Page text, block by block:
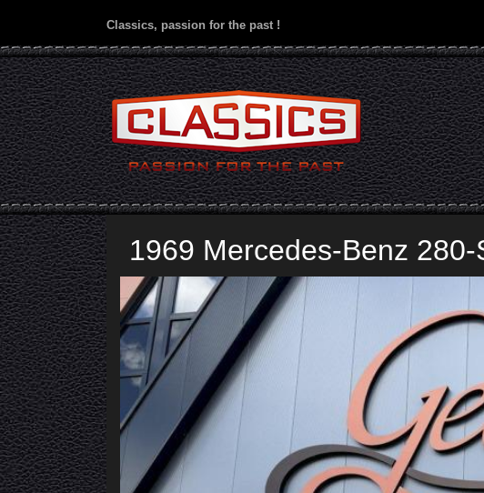
Classics, passion for the past !
1969 Mercedes-Benz